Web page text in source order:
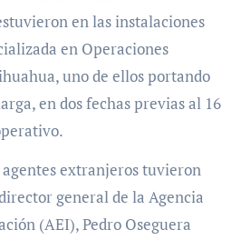
en las instalaciones
en Operaciones
uno de ellos portando
en dos fechas previas al 16
agentes extranjeros tuvieron
general de la Agencia
(AEI), Pedro Oseguera